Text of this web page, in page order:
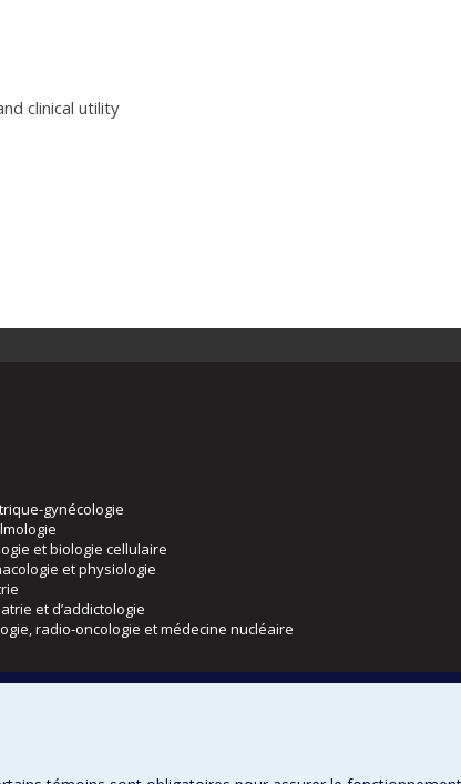
clinical utility
gynécologie
et biologie cellulaire
et physiologie
et d’addictologie
radio-oncologie et médecine nucléaire